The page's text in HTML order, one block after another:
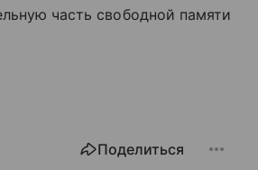
часть свободной памяти
Поделиться